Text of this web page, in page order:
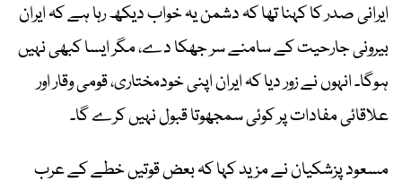
ایرانی صدر کا کہنا تھا کہ دشمن یہ خواب دیکھ رہا ہے کہ ایران
بیرونی جارحیت کے سامنے سر جھکا دے، مگر ایسا کبھی نہیں
ہوگا۔ انہوں نے زور دیا کہ ایران اپنی خودمختاری، قومی وقار اور
علاقائی مفادات پر کوئی سمجھوتا قبول نہیں کرے گا۔
مسعود پزشکیان نے مزید کہا کہ بعض قوتیں خطے کے عرب